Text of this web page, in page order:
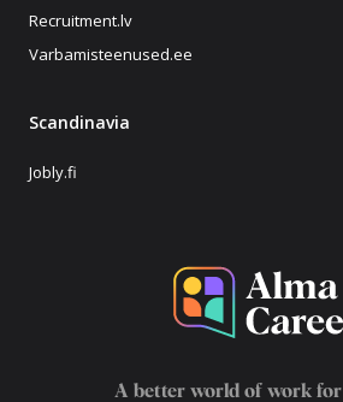
Recruitment.lv
Varbamisteenused.ee
Scandinavia
Jobly.fi
A better world of work for